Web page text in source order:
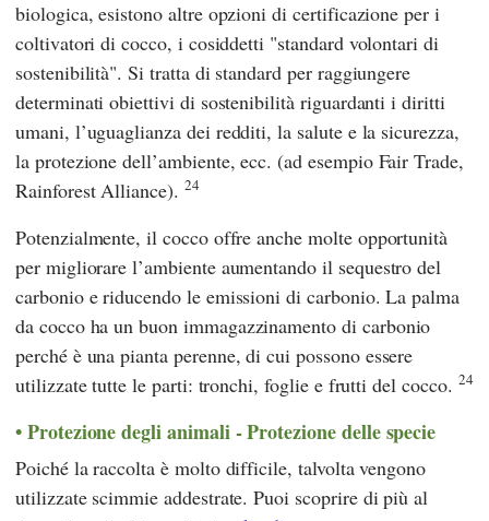
biologica, esistono altre opzioni di certificazione per i
coltivatori di cocco, i cosiddetti "standard volontari di
sostenibilità". Si tratta di standard per raggiungere
determinati obiettivi di sostenibilità riguardanti i diritti
umani, l’uguaglianza dei redditi, la salute e la sicurezza,
la protezione dell’ambiente, ecc. (ad esempio Fair Trade,
Rainforest Alliance). 24
Potenzialmente, il cocco offre anche molte opportunità
per migliorare l’ambiente aumentando il sequestro del
carbonio e riducendo le emissioni di carbonio. La palma
da cocco ha un buon immagazzinamento di carbonio
perché è una pianta perenne, di cui possono essere
utilizzate tutte le parti: tronchi, foglie e frutti del cocco. 24
Protezione degli animali - Protezione delle specie
Poiché la raccolta è molto difficile, talvolta vengono
utilizzate scimmie addestrate. Puoi scoprire di più al